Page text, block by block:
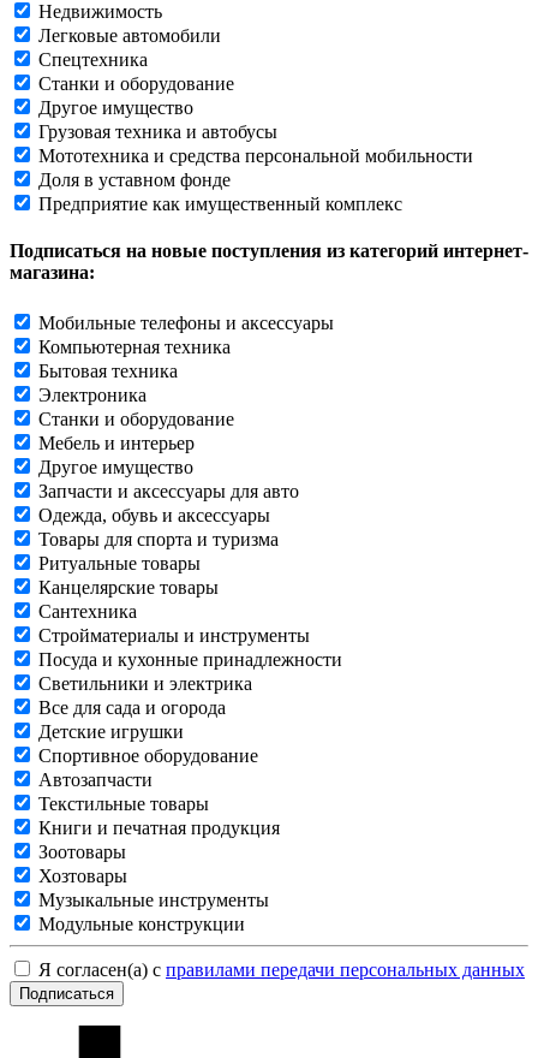
Недвижимость
Легковые автомобили
Спецтехника
Станки и оборудование
Другое имущество
Грузовая техника и автобусы
Мототехника и средства персональной мобильности
Доля в уставном фонде
Предприятие как имущественный комплекс
Подписаться на новые поступления из категорий интернет-
магазина:
Мобильные телефоны и аксессуары
Компьютерная техника
Бытовая техника
Электроника
Станки и оборудование
Мебель и интерьер
Другое имущество
Запчасти и аксессуары для авто
Одежда, обувь и аксессуары
Товары для спорта и туризма
Ритуальные товары
Канцелярские товары
Сантехника
Стройматериалы и инструменты
Посуда и кухонные принадлежности
Светильники и электрика
Все для сада и огорода
Детские игрушки
Спортивное оборудование
Автозапчасти
Текстильные товары
Книги и печатная продукция
Зоотовары
Хозтовары
Музыкальные инструменты
Модульные конструкции
Я согласен(а) с правилами передачи персональных данных
Подписаться